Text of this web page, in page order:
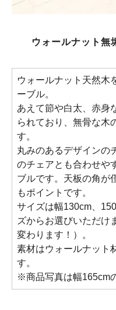
ウォールナット無
ウォールナット天然木
ーブル。
あえて節や白太、赤身
られており、無骨な木
す。
丸みのあるデザインの
のチェアとも合わせや
ブルです。天板の角が
もポイントです。
サイズは幅130cm、
ズからお選びいただ
変わります！）。
素材はウォールナット
す。
※商品写真は幅165cm